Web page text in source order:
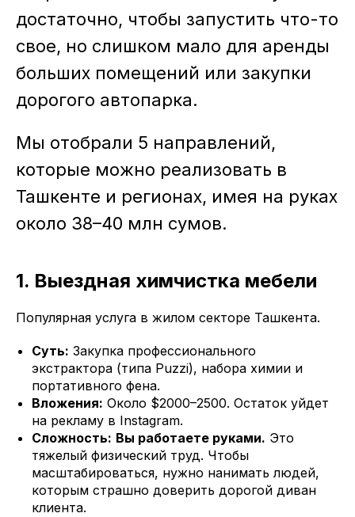
достаточно, чтобы запустить что-то
свое, но слишком мало для аренды
больших помещений или закупки
дорогого автопарка.
Мы отобрали 5 направлений,
которые можно реализовать в
Ташкенте и регионах, имея на руках
около 38–40 млн сумов.
1. Выездная химчистка мебели
Популярная услуга в жилом секторе Ташкента.
Суть: Закупка профессионального
экстрактора (типа Puzzi), набора химии и
портативного фена.
Вложения: Около $2000–2500. Остаток уйдет
на рекламу в Instagram.
Сложность: Вы работаете руками. Это
тяжелый физический труд. Чтобы
масштабироваться, нужно нанимать людей,
которым страшно доверить дорогой диван
клиента.